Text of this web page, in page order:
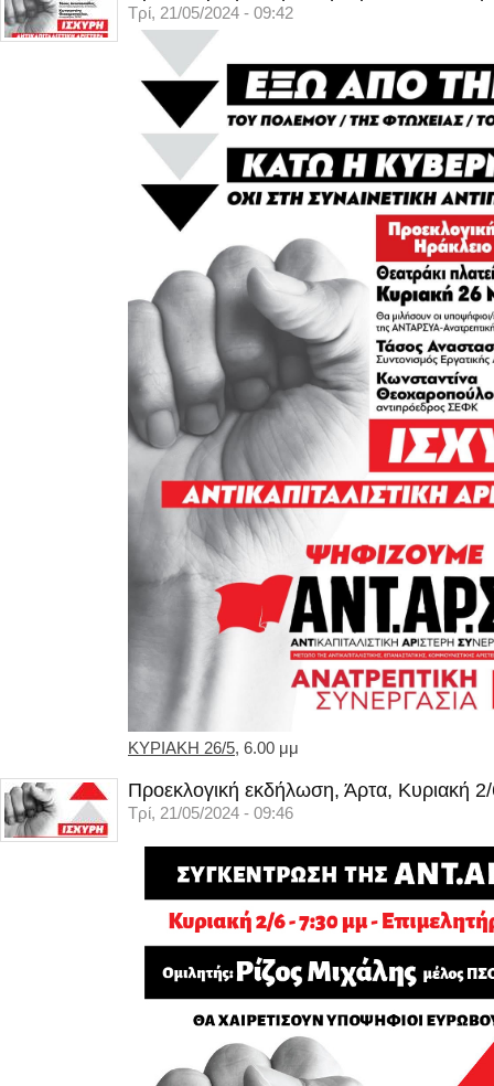
Τρί, 21/05/2024 - 09:42
ΚΥΡΙΑΚΗ 26/5, 6.00 μμ
Προεκλογική εκδήλωση, Άρτα, Κυριακή
Τρί, 21/05/2024 - 09:46